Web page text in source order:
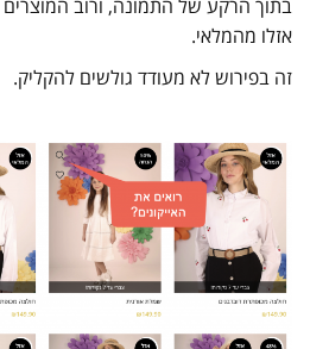
בתוך הרקע של התמונה, ורוב
אזלו מהמלאי.
זה בפירוש לא מעודד גולשים להקליק.